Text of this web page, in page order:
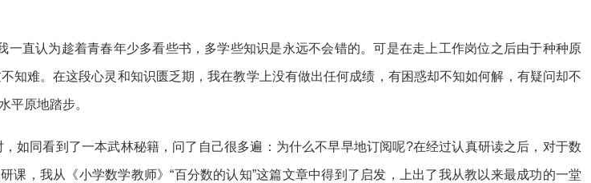
一直认为趁着青春年少多看些书，多学些知识是永远不会错的。可是在走上工作岗位之后由于种种原
知难。在这段心灵和知识匮乏期，我在教学上没有做出任何成绩，有困惑却不知如何解，有疑问却不
平原地踏步。
如同看到了一本武林秘籍，问了自己很多遍：为什么不早早地订阅呢?在经过认真研读之后，对于数
，我从《小学数学教师》“百分数的认知”这篇文章中得到了启发，上出了我从教以来最成功的一堂